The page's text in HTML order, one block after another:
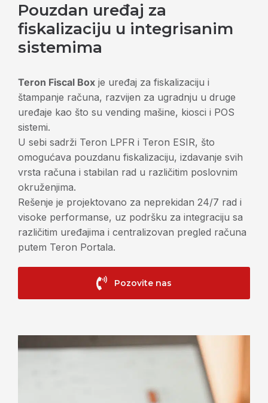
Pouzdan uređaj za
fiskalizaciju u integrisanim
sistemima
Teron Fiscal Box je uređaj za fiskalizaciju i
štampanje računa, razvijen za ugradnju u druge
uređaje kao što su vending mašine, kiosci i POS
sistemi.
U sebi sadrži Teron LPFR i Teron ESIR, što
omogućava pouzdanu fiskalizaciju, izdavanje svih
vrsta računa i stabilan rad u različitim poslovnim
okruženjima.
Rešenje je projektovano za neprekidan 24/7 rad i
visoke performanse, uz podršku za integraciju sa
različitim uređajima i centralizovan pregled računa
putem Teron Portala.
Pozovite nas